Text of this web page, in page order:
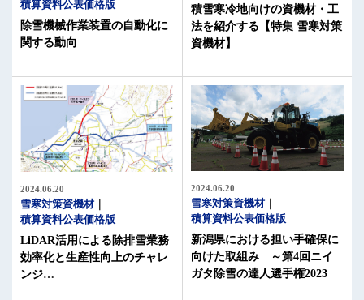
積算資料公表価格版
除雪機械作業装置の自動化に
関する動向
積雪寒冷地向けの資機材・工
法を紹介する【特集 雪寒対策
資機材】
2024.06.20
雪寒対策資機材
積算資料公表価格版
LiDAR活用による除排雪業務
効率化と生産性向上のチャレ
ンジ
2024.06.20
雪寒対策資機材
積算資料公表価格版
新潟県における担い手確保に
向けた取組み ～第4回ニイ
ガタ除雪の達人選手権2023